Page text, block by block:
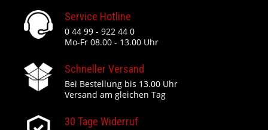
Service Hotline
0 44 99 - 922 44 0
Mo-Fr 08.00 - 13.00 Uhr
Schneller Versand
Bei Bestellung bis 13.00 Uhr
Versand am gleichen Tag
30 Tage Widerruf